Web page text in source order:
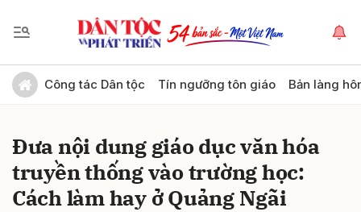
Công tác Dân tộc Tín ngưỡng tôn giáo Bản làng
Đưa nội dung giáo dục văn hóa
truyền thống vào trường học:
Cách làm hay ở Quảng Ngãi
Gửi bình luận